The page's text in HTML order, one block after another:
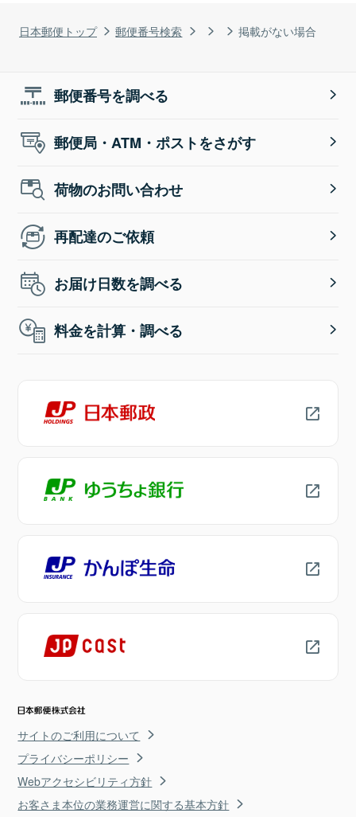
日本郵便トップ 郵便番号検索 掲載がない場合
郵便番号を調べる
郵便局・ATM・ポストをさがす
荷物のお問い合わせ
再配達のご依頼
お届け日数を調べる
料金を計算・調べる
サイトのご利用について
プライバシーポリシー
Webアクセシビリティ方針
お客さま本位の業務運営に関する基本方針